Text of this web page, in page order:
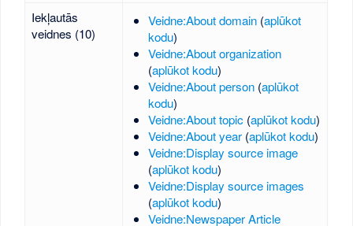
Iekļautās
veidnes (10)
Veidne:About domain (aplūkot
kodu)
Veidne:About organization
(aplūkot kodu)
Veidne:About person (aplūkot
kodu)
Veidne:About topic (aplūkot kodu)
Veidne:About year (aplūkot kodu)
Veidne:Display source image
(aplūkot kodu)
Veidne:Display source images
(aplūkot kodu)
Veidne:Newspaper Article